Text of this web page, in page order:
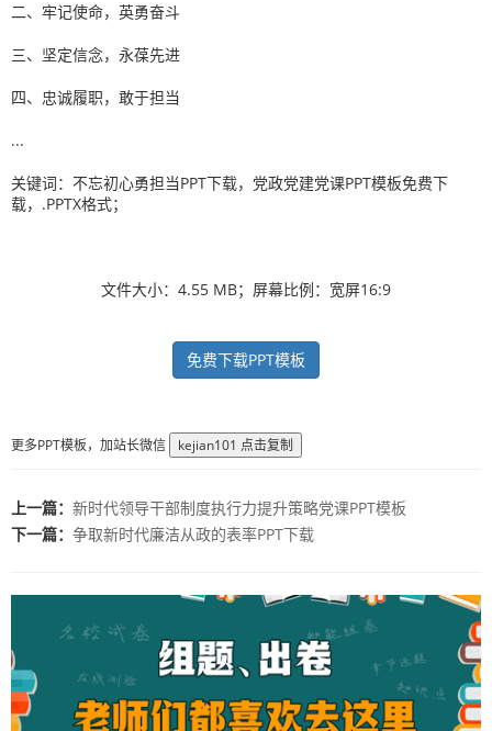
二、牢记使命，英勇奋斗
三、坚定信念，永葆先进
四、忠诚履职，敢于担当
...
关键词：不忘初心勇担当PPT下载，党政党建党课PPT模板免费下
载，.PPTX格式；
文件大小：4.55 MB；屏幕比例：宽屏16:9
免费下载PPT模板
更多PPT模板，加站长微信 kejian101 点击复制
上一篇： 新时代领导干部制度执行力提升策略党课PPT模板
下一篇： 争取新时代廉洁从政的表率PPT下载